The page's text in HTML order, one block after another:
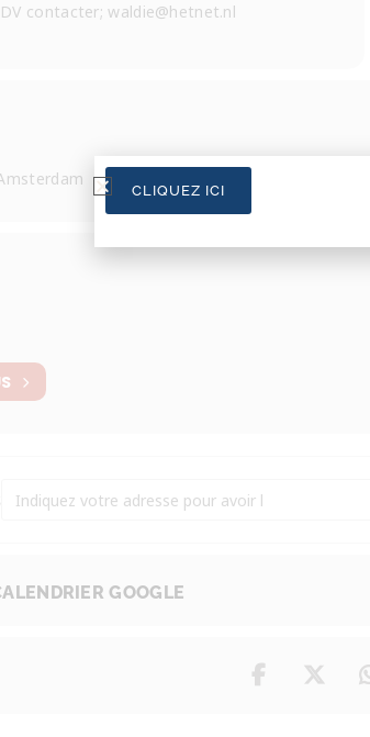
contacter; waldie@hetnet.nl
Address - Conversation en Néerlandais [C2PjUvviV]
GOOGLE
CLIQUEZ ICI